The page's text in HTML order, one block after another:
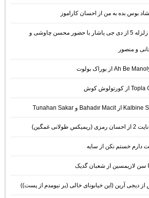
شاد بوس بده به من از احسان کاراموز
دانلود آهنگ ریمیکس زلزله 5 از دی جی یاشار با حضور محسن چاوشی و
و منصور
غمگین)
دارم خستم نکن از سایه
سن لازیمسین از شعبان گدیک
دیجی آرین (این خیابونای خالی (بر نیومدم از پست))